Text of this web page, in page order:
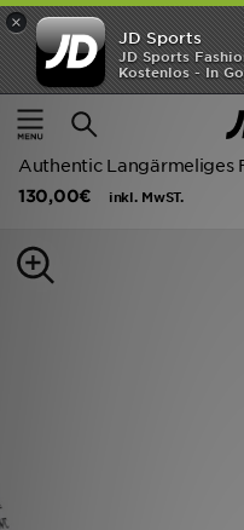
×
JD Sports
JD Sports
Kostenlos - In
Home
Herren
adidas Mercedes - Amg
Authentic Langärmeliges
130,00€
inkl. MwST.
ANGEBOTE
Neuheiten
Damen
Kinder